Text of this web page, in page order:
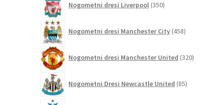
Nogometni dresi Liverpool 350izdelkov
Nogometni dresi Manchester City 458izdelkov
Nogometni dresi Manchester United 320izdelkov
Nogometni Dresi Newcastle United 85izdelkov